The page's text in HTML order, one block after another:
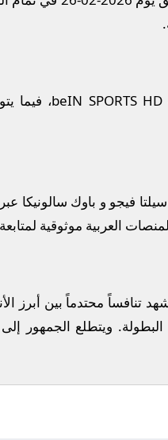
beIN SPORTS، فيما
سيلتا فيجو و باوك سالونيكا
العربية موثوقية
تنافساً محتدماً بين أبرز
ويتطلع الجمهور